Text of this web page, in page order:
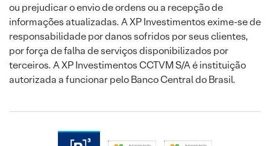
ou prejudicar o envio de ordens ou a recepção de
informações atualizadas. A XP Investimentos exime-se de
responsabilidade por danos sofridos por seus clientes,
por força de falha de serviços disponibilizados por
terceiros. A XP Investimentos CCTVM S/A é instituição
autorizada a funcionar pelo Banco Central do Brasil.